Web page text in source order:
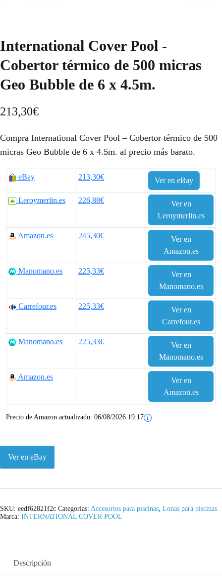
International Cover Pool -
Cobertor térmico de 500 micras
Geo Bubble de 6 x 4.5m.
213,30€
Compra International Cover Pool – Cobertor térmico de 500
micras Geo Bubble de 6 x 4.5m. al precio más barato.
eBay 213,30€ Ver en eBay
Leroymerlin.es 226,88€
Ver en
Leroymerlin.es
Amazon.es 245,30€
Ver en
Amazon.es
Manomano.es 225,33€
Ver en
Manomano.es
Carrefour.es 225,33€
Ver en
Carrefour.es
Manomano.es 225,33€
Ver en
Manomano.es
Amazon.es
Ver en
Amazon.es
Precio de Amazon actualizado: 06/08/2026 19:17
Ver en eBay
SKU: eedf62821f2c Categorías: Accesorios para piscinas, Lonas para piscinas
Marca: INTERNATIONAL COVER POOL
Descripción